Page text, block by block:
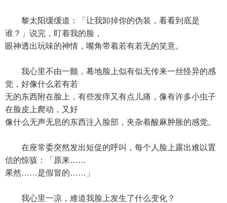
黎太阳缓缓道：「让我卸掉你的伪装，看看到底是
谁？」说完，盯着我的脸，
眼神透出玩味的神情，嘴角带着若有若无的笑意。
我心里不由一颤，蓦地脸上似有似无传来一丝怪异的感
觉，好像什么若有若
无的东西附在脸上，有些发痒又有点儿痛，像有许多小虫子
在脸皮上爬动，又好
像什么无声无息的东西注入脸部，夹杂着酸麻肿胀的感觉。
在座常委突然发出短促的呼叫，每个人脸上露出难以置
信的惊骇：「原来……
果然……是假冒的……」
我心里一凉，难道我脸上发生了什么变化？